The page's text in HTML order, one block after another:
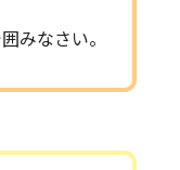
みなさい。